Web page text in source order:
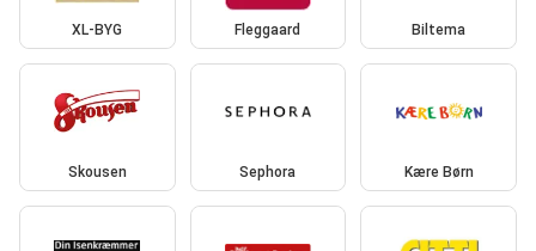
XL-BYG Fleggaard Biltema
Skousen Sephora Kære Børn